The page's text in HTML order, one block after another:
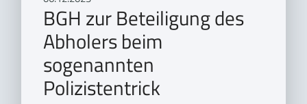
BGH zur Beteiligung des
Abholers beim
sogenannten
Polizistentrick